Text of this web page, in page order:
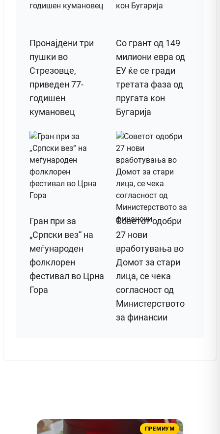
Пронајдени три
пушки во
Стрезовце,
приведен 77-
годишен
кумановец
Со грант од 149
милиони евра од
ЕУ ќе се гради
третата фаза од
пругата кон
Бугарија
Гран при за
„Српски вез“ на
меѓународен
фолклорен
фестивал во Црна
Гора
Советот одобри
27 нови
вработувања во
Домот за стари
лица, се чека
согласност од
Министерството
за финансии
ПРЕМИУМ